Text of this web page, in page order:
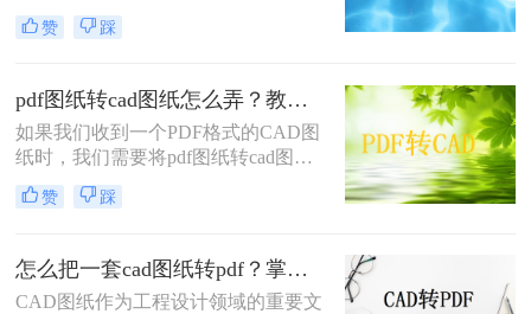
以便进行进一步的编辑和修改。那么
pdf图纸转cad图纸怎么弄呢？本文将
CAD图纸的方法，帮助您根据不同的
需求选择最合适的方式。
赞 踩
pdf图纸转cad图纸怎么弄？教你几种转换方法！
如果我们收到一个PDF格式的CAD图
纸时，我们需要将pdf图纸转cad图纸
怎么弄时该怎么办呢？别担心。转转
大师可以帮助我们快速完成转换，这
图纸转cad图纸怎么弄呢？下面就来看
看吧。
赞 踩
怎么把一套cad图纸转pdf？掌握这3招就够了！
CAD图纸作为工程设计领域的重要文